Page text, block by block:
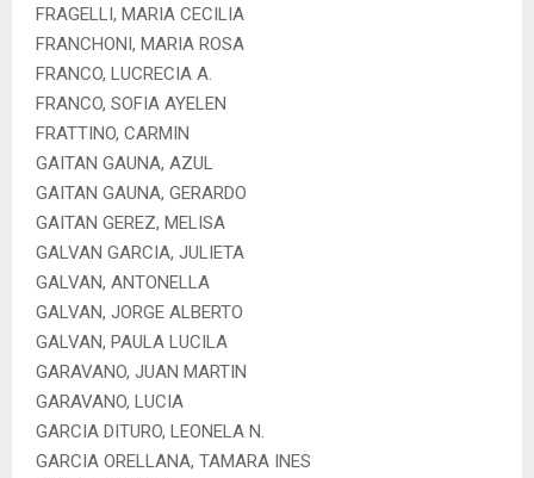
FRAGELLI, MARIA CECILIA
FRANCHONI, MARIA ROSA
FRANCO, LUCRECIA A.
FRANCO, SOFIA AYELEN
FRATTINO, CARMIN
GAITAN GAUNA, AZUL
GAITAN GAUNA, GERARDO
GAITAN GEREZ, MELISA
GALVAN GARCIA, JULIETA
GALVAN, ANTONELLA
GALVAN, JORGE ALBERTO
GALVAN, PAULA LUCILA
GARAVANO, JUAN MARTIN
GARAVANO, LUCIA
GARCIA DITURO, LEONELA N.
GARCIA ORELLANA, TAMARA INES